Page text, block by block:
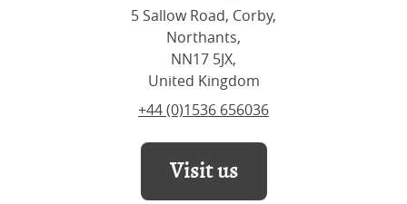
5 Sallow Road, Corby,
Northants,
NN17 5JX,
United Kingdom
+44 (0)1536 656036
Visit us